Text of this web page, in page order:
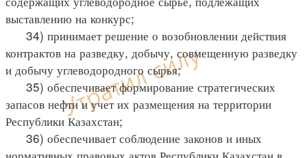
выставлению на конкурс;
34) принимает решение о возобновлении действия
контрактов на разведку, добычу, совмещенную разведку
и добычу углеводородного сырья;
35) обеспечивает формирование стратегических
запасов нефти и учет их размещения на территории
Республики Казахстан;
36) обеспечивает соблюдение законов и иных